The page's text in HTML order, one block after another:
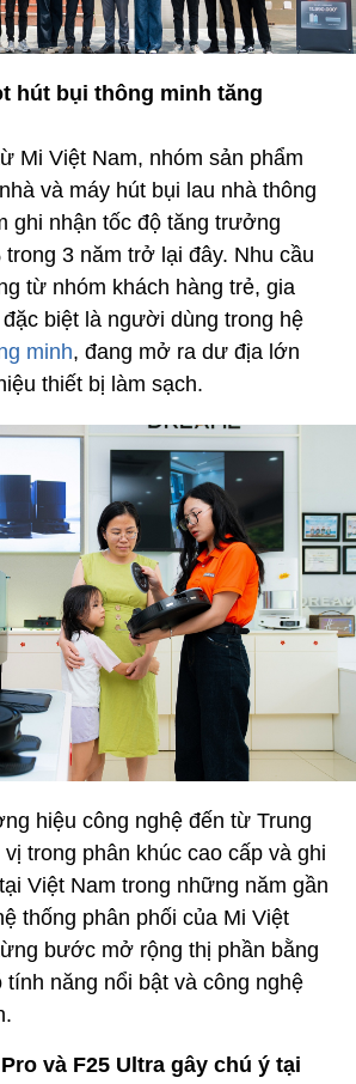
hút bụi thông minh tăng
Mi Việt Nam, nhóm sản phẩm
và máy hút bụi lau nhà thông
ghi nhận tốc độ tăng trưởng
trong 3 năm trở lại đây. Nhu cầu
từ nhóm khách hàng trẻ, gia
biệt là người dùng trong hệ
minh, đang mở ra dư địa lớn
thiết bị làm sạch.
hiệu công nghệ đến từ Trung
trong phân khúc cao cấp và ghi
Việt Nam trong những năm gần
thống phân phối của Mi Việt
bước mở rộng thị phần bằng
tính năng nổi bật và công nghệ
và F25 Ultra gây chú ý tại